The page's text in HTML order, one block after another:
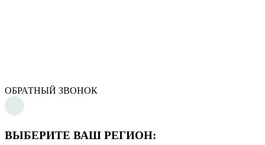
ОБРАТНЫЙ ЗВОНОК
ВЫБЕРИТЕ ВАШ РЕГИОН: